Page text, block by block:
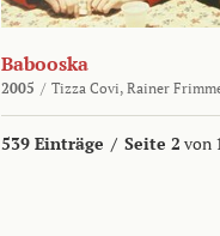
Babooska
2005 / Tizza Covi, Rainer
539 Einträge / Seite 2 von